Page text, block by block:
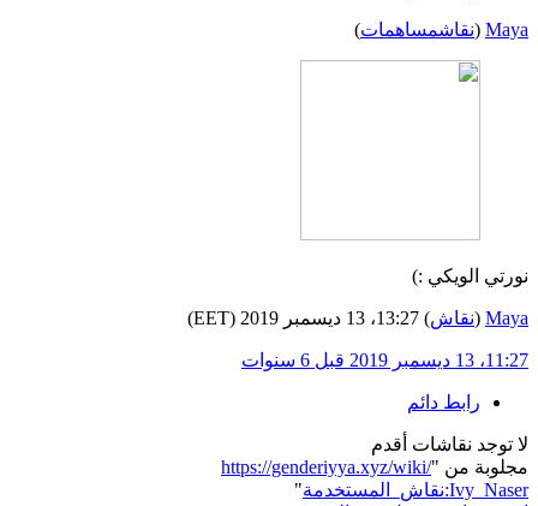
Maya
(نقاشمساهمات)
نورتي الويكي :)
Maya
(نقاش) 13:27، 13 ديسمبر 2019 (EET)
11:27، 13 ديسمبر 2019 قبل 6 سنوات
رابط دائم
لا توجد نقاشات أقدم
مجلوبة من "https://genderiyya.xyz/wiki/
نقاش_المستخدمة:Ivy_Naser
"